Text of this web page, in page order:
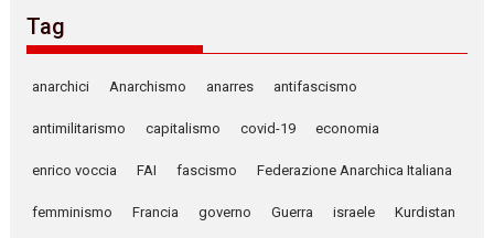
Tag
anarchici Anarchismo anarres antifascismo
antimilitarismo capitalismo covid-19 economia
enrico voccia FAI fascismo Federazione Anarchica Italiana
femminismo Francia governo Guerra israele Kurdistan